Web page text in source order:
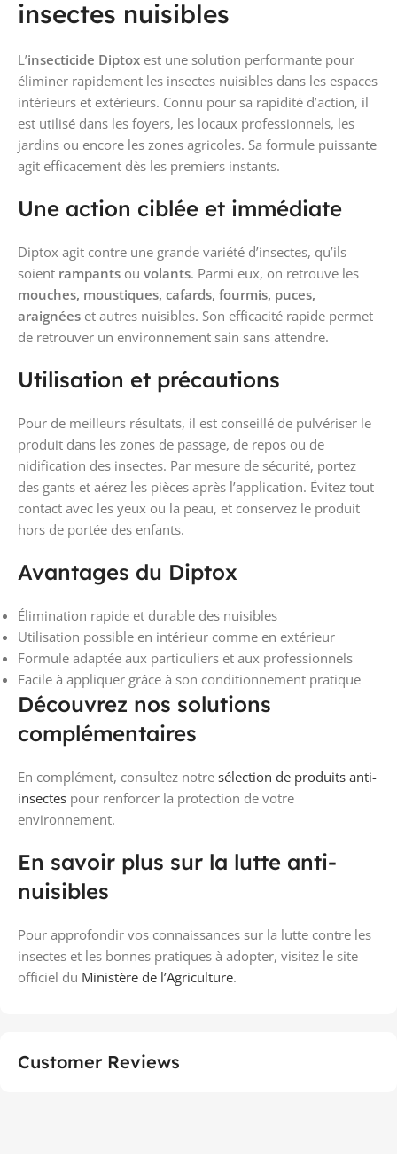
insectes nuisibles
L’insecticide Diptox est une solution performante pour
éliminer rapidement les insectes nuisibles dans les espaces
intérieurs et extérieurs. Connu pour sa rapidité d’action, il
est utilisé dans les foyers, les locaux professionnels, les
jardins ou encore les zones agricoles. Sa formule puissante
agit efficacement dès les premiers instants.
Une action ciblée et immédiate
Diptox agit contre une grande variété d’insectes, qu’ils
soient rampants ou volants. Parmi eux, on retrouve les
mouches, moustiques, cafards, fourmis, puces,
araignées et autres nuisibles. Son efficacité rapide permet
de retrouver un environnement sain sans attendre.
Utilisation et précautions
Pour de meilleurs résultats, il est conseillé de pulvériser le
produit dans les zones de passage, de repos ou de
nidification des insectes. Par mesure de sécurité, portez
des gants et aérez les pièces après l’application. Évitez tout
contact avec les yeux ou la peau, et conservez le produit
hors de portée des enfants.
Avantages du Diptox
Élimination rapide et durable des nuisibles
Utilisation possible en intérieur comme en extérieur
Formule adaptée aux particuliers et aux professionnels
Facile à appliquer grâce à son conditionnement pratique
Découvrez nos solutions
complémentaires
En complément, consultez notre sélection de produits anti-
insectes pour renforcer la protection de votre
environnement.
En savoir plus sur la lutte anti-
nuisibles
Pour approfondir vos connaissances sur la lutte contre les
insectes et les bonnes pratiques à adopter, visitez le site
officiel du Ministère de l’Agriculture.
Customer Reviews